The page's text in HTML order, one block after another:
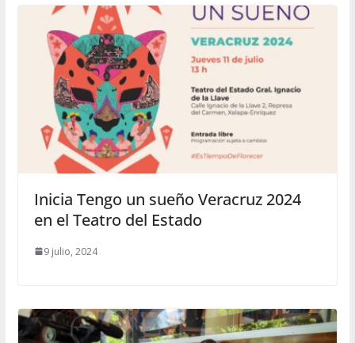
Inicia Tengo un sueño Veracruz 2024
en el Teatro del Estado
9 julio, 2024